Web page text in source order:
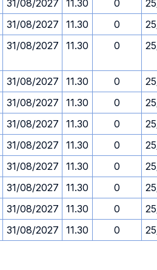
31/08/2027 11.30 0
31/08/2027 11.30 0
31/08/2027 11.30 0
31/08/2027 11.30 0
31/08/2027 11.30 0
31/08/2027 11.30 0
31/08/2027 11.30 0
31/08/2027 11.30 0
31/08/2027 11.30 0
31/08/2027 11.30 0
31/08/2027 11.30 0